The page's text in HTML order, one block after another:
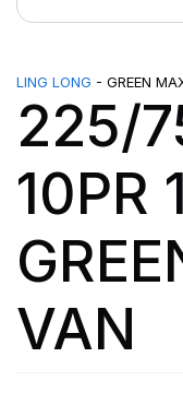
LING LONG - GREEN
225/
10PR
VAN